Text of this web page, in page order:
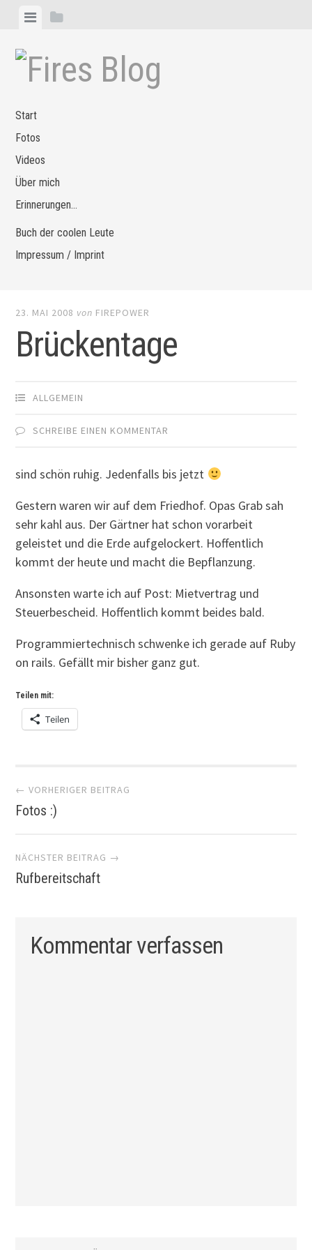
Zum
springen
MenüSeitenleiste
Start
Fotos
Videos
Über mich
Erinnerungen…
Buch der coolen Leute
Impressum / Imprint
23. MAI 2008 von FIREPOWER
Brückentage
ALLGEMEIN
SCHREIBE EINEN KOMMENTAR
sind schön ruhig. Jedenfalls bis jetzt
Gestern waren wir auf dem Friedhof. Opas Grab sah
sehr kahl aus. Der Gärtner hat schon vorarbeit
geleistet und die Erde aufgelockert. Hoffentlich
kommt der heute und macht die Bepflanzung.
Ansonsten warte ich auf Post: Mietvertrag und
Steuerbescheid. Hoffentlich kommt beides bald.
Programmiertechnisch schwenke ich gerade auf Ruby
on rails. Gefällt mir bisher ganz gut.
Teilen mit:
Teilen
Artikel-
Navigation
← VORHERIGER BEITRAG
Fotos :)
NÄCHSTER BEITRAG →
Rufbereitschaft
Kommentar verfassen